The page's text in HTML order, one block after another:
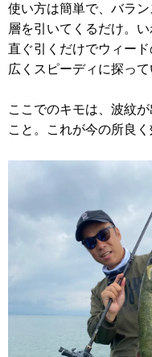
使い方は簡単で、バラ
層を引いてくるだけ。
直ぐ引くだけでウィー
広くスピーディに探って
ここでのキモは、波紋
こと。これが今の所良く